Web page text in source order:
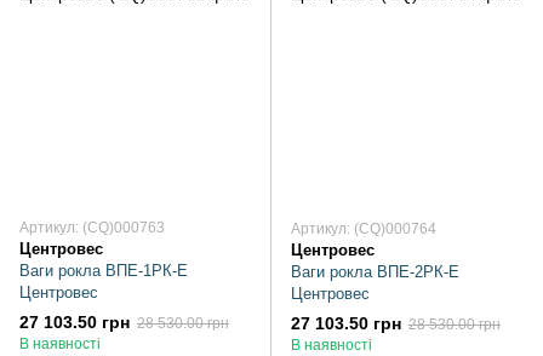
Артикул: (CQ)000763
Центровес
Ваги рокла ВПЕ-1РК-Е
Центровес
27 103.50 грн 28 530.00 грн
В наявності
Артикул: (CQ)000764
Центровес
Ваги рокла ВПЕ-2РК-Е
Центровес
27 103.50 грн 28 530.00 грн
В наявності